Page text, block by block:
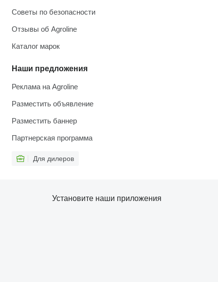
Советы по безопасности
Отзывы об Agroline
Каталог марок
Наши предложения
Реклама на Agroline
Разместить объявление
Разместить баннер
Партнерская программа
Для дилеров
Установите наши приложения